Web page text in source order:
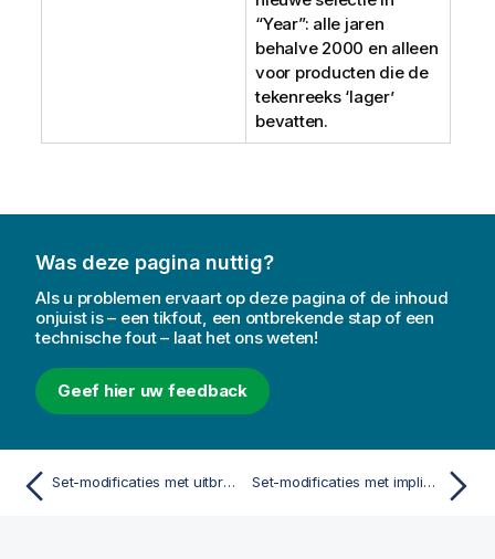
“Year”: alle jaren
behalve 2000 en alleen
voor producten die de
tekenreeks ‘lager’
bevatten.
Was deze pagina nuttig?
Als u problemen ervaart op deze pagina of de inhoud
onjuist is – een tikfout, een ontbrekende stap of een
technische fout – laat het ons weten!
Geef hier uw feedback
Set-modificaties met uitbreiding via dollartekens Set-modificaties met impliciete set-operatoren